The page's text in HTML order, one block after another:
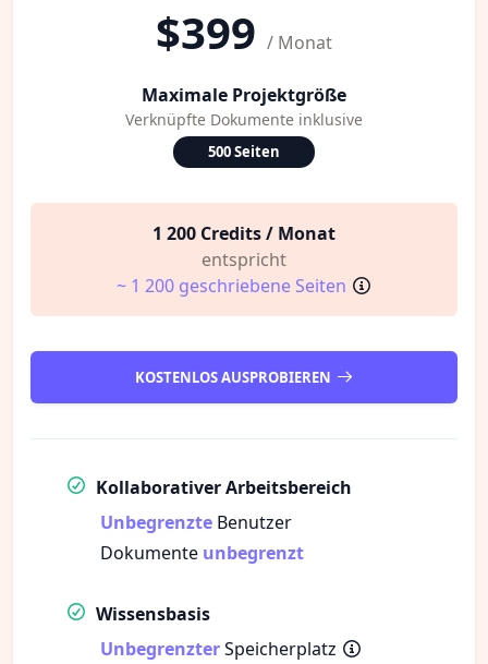
$399 / Monat
Maximale Projektgröße
Verknüpfte Dokumente inklusive
500 Seiten
1 200 Credits / Monat
entspricht
~ 1 200 geschriebene Seiten
KOSTENLOS AUSPROBIEREN
Kollaborativer Arbeitsbereich
Unbegrenzte Benutzer
Dokumente unbegrenzt
Wissensbasis
UnbegrenzterSpeicherplatz